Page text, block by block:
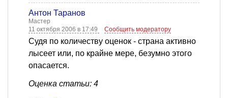
Антон Таранов
Мастер
11 октября 2006 в 17:49
Сообщить модератору
Судя по количеству оценок - страна активно
лысеет или, по крайне мере, безумно этого
опасается.
Оценка статьи: 4